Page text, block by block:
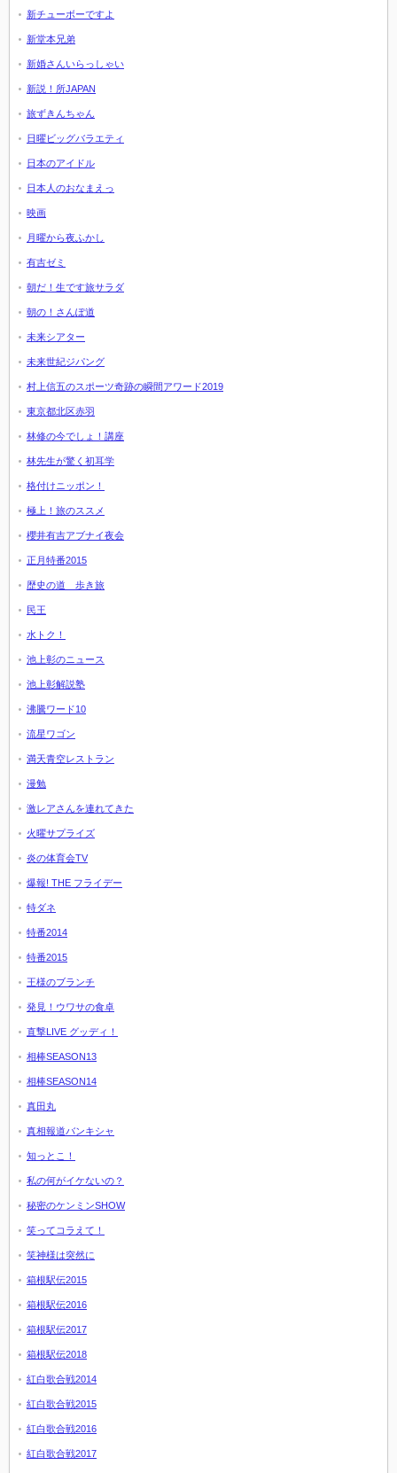
新チューボーですよ
新堂本兄弟
新婚さんいらっしゃい
新説！所JAPAN
旅ずきんちゃん
日曜ビッグバラエティ
日本のアイドル
日本人のおなまえっ
映画
月曜から夜ふかし
有吉ゼミ
朝だ！生です旅サラダ
朝の！さんぽ道
未来シアター
未来世紀ジパング
村上信五のスポーツ奇跡の瞬間アワード2019
東京都北区赤羽
林修の今でしょ！講座
林先生が驚く初耳学
格付けニッポン！
極上！旅のススメ
櫻井有吉アブナイ夜会
正月特番2015
歴史の道 歩き旅
民王
水トク！
池上彰のニュース
池上彰解説塾
沸騰ワード10
流星ワゴン
満天青空レストラン
漫勉
激レアさんを連れてきた
火曜サプライズ
炎の体育会TV
爆報! THE フライデー
特ダネ
特番2014
特番2015
王様のブランチ
発見！ウワサの食卓
直撃LIVE グッディ！
相棒SEASON13
相棒SEASON14
真田丸
真相報道バンキシャ
知っとこ！
私の何がイケないの？
秘密のケンミンSHOW
笑ってコラえて！
笑神様は突然に
箱根駅伝2015
箱根駅伝2016
箱根駅伝2017
箱根駅伝2018
紅白歌合戦2014
紅白歌合戦2015
紅白歌合戦2016
紅白歌合戦2017